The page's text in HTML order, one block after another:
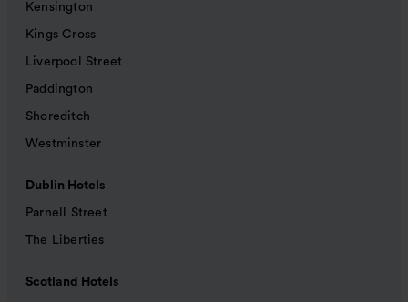
Kensington
Kings Cross
Liverpool Street
Paddington
Shoreditch
Westminster
Dublin Hotels
Parnell Street
The Liberties
Scotland Hotels